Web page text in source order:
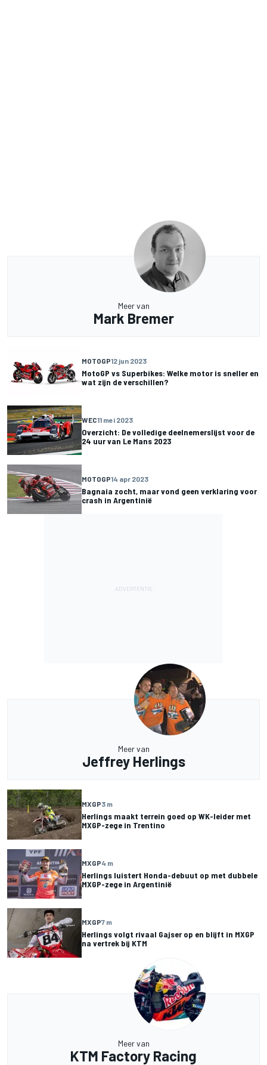
Meer van
Mark Bremer
MOTOGP12 jun 2023
MotoGP vs Superbikes: Welke motor is sneller en
wat zijn de verschillen?
WEC11 mei 2023
Overzicht: De volledige deelnemerslijst voor de
24 uur van Le Mans 2023
MOTOGP14 apr 2023
Bagnaia zocht, maar vond geen verklaring voor
crash in Argentinië
Meer van
Jeffrey Herlings
MXGP3 m
Herlings maakt terrein goed op WK-leider met
MXGP-zege in Trentino
MXGP4 m
Herlings luistert Honda-debuut op met dubbele
MXGP-zege in Argentinië
MXGP7 m
Herlings volgt rivaal Gajser op en blijft in MXGP
na vertrek bij KTM
Meer van
KTM Factory Racing